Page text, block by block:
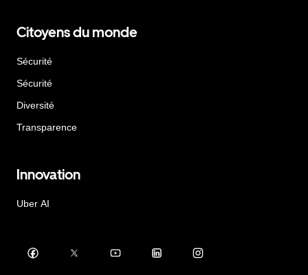
Citoyens du monde
Sécurité
Sécurité
Diversité
Transparence
Innovation
Uber AI